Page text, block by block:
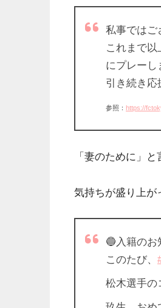
私事ではご
これまで
にプレーし
引き続き応
参照： https://
「妻のために」
気持ちが盛り上が
🔵入籍のお
このたび、
松木選手